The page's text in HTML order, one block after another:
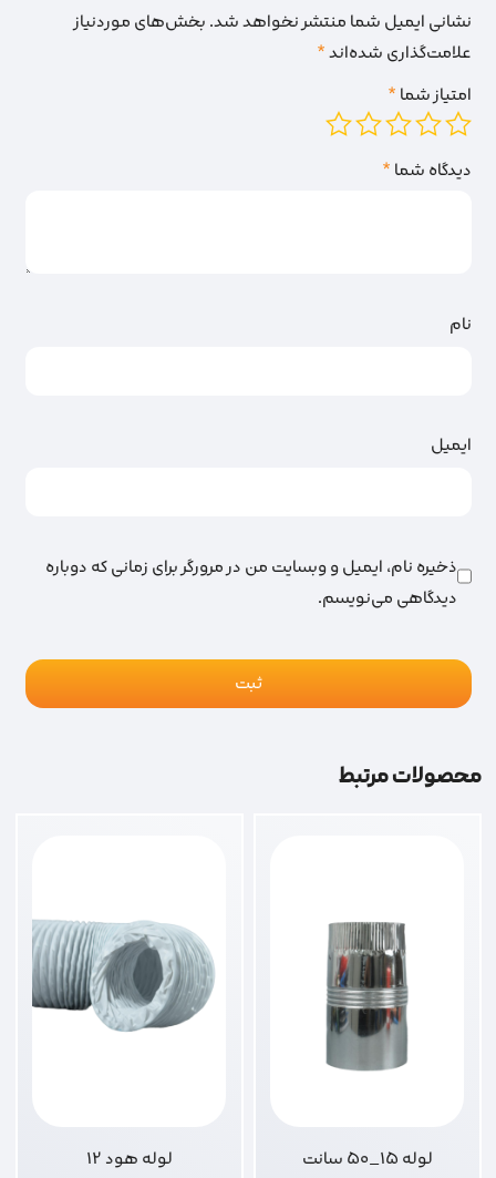
نشانی ایمیل شما منتشر نخواهد شد.بخش‌های موردنیاز
علامت‌گذاری شده‌اند*
امتیاز شما*
دیدگاه شما*
نام
ایمیل
ذخیره نام، ایمیل و وبسایت من در مرورگر برای زمانی که دوباره
دیدگاهی می‌نویسم.
محصولات مرتبط
لوله 15_50 سانت لوله هود 12